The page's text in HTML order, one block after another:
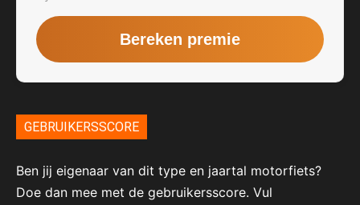
GEBRUIKERSSCORE
Ben jij eigenaar van dit type en jaartal motorfiets?
Doe dan mee met de gebruikersscore. Vul